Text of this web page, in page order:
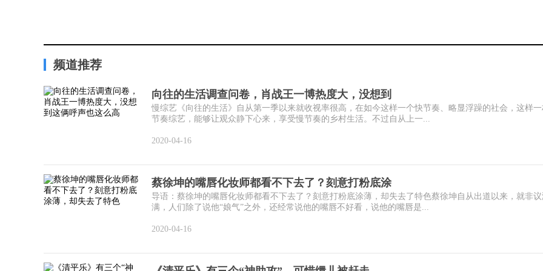
频道推荐
向往的生活调查问卷，肖战王一博热度大，没想到
慢综艺《向往的生活》自从第一季以来就收视率很高，在如今这样一个快节奏、略显浮躁的社会，这样
节奏综艺，能够让观众静下心来，享受慢节奏的乡村生活。不过自从上一...
2020-04-16
蔡徐坤的嘴唇化妆师都看不下去了？刻意打粉底涂
导语：蔡徐坤的嘴唇化妆师都看不下去了？刻意打粉底涂薄，却失去了特色蔡徐坤自从出道以来，就非
满，人们除了说他“娘气”之外，还经常说他的嘴唇不好看，说他的嘴唇是...
2020-04-16